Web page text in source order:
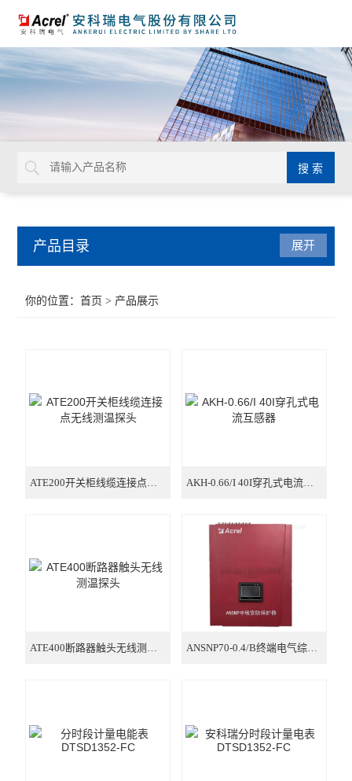
产品目录
电力监控与保护
电能管理
电能质量治理
三路全电参量测量 远程控制
展开
你的位置：首页 > 产品展示
ATE200开关柜线缆连接点无线测温探头 AKH-0.66/I 40I穿孔式电流互感器
ATE400断路器触头无线测温探头 ANSNP70-0.4/B终端电气综合治理保护器